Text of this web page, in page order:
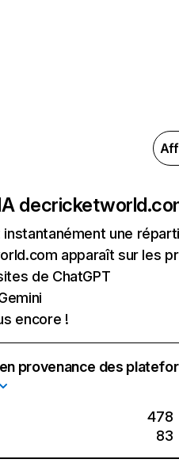
de
instantanément une
apparaît sur les
de ChatGPT
encore !
provenance des
478
83